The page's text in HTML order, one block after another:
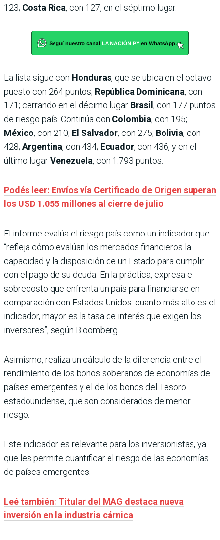
123; Costa Rica, con 127, en el séptimo lugar.
La lista sigue con Honduras, que se ubica en el octavo
puesto con 264 puntos; República Dominicana, con
171; cerrando en el décimo lugar Brasil , con 177 puntos
de riesgo país. Continúa con Colombia, con 195;
México, con 210; El Salvador, con 275; Bolivia, con
428; Argentina, con 434; Ecuador, con 436, y en el
último lugarVenezuela, con 1.793 puntos.
Podés leer: Envíos vía Certificado de Origen superan
los USD 1.055 millones al cierre de julio
El informe evalúa el riesgo país como un indicador que
“refleja cómo evalúan los mercados financieros la
capacidad y la disposición de un Estado para cumplir
con el pago de su deuda. En la práctica, expresa el
sobrecosto que enfrenta un país para financiarse en
comparación con Estados Unidos: cuanto más alto es el
indicador, mayor es la tasa de interés que exigen los
inversores”, según Bloomberg.
Asimismo, realiza un cálculo de la diferencia entre el
rendimiento de los bonos soberanos de economías de
países emergentes y el de los bonos del Tesoro
estadounidense, que son considerados de menor
riesgo.
Este indicador es relevante para los inversionistas, ya
que les permite cuantificar el riesgo de las economías
de países emergentes.
Leé también: Titular del MAG destaca nueva
inversión en la industria cárnica